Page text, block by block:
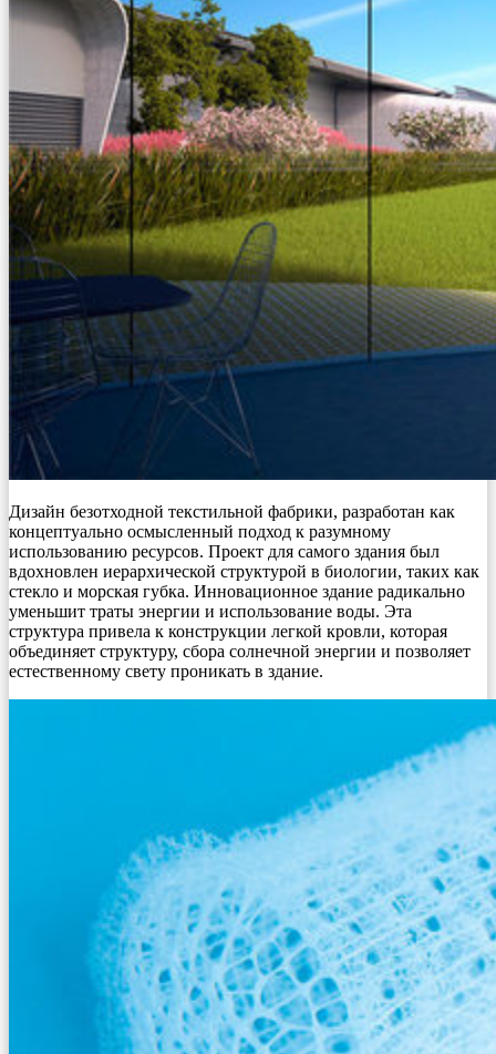
Дизайн безотходной текстильной фабрики, разработан как
концептуально осмысленный подход к разумному
использованию ресурсов. Проект для самого здания был
вдохновлен иерархической структурой в биологии, таких как
стекло и морская губка. Инновационное здание радикально
уменьшит траты энергии и использование воды. Эта
структура привела к конструкции легкой кровли, которая
объединяет структуру, сбора солнечной энергии и позволяет
естественному свету проникать в здание.